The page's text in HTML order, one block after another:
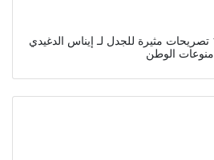
بالفيديو في عيد ميلادها 10 تصريحات مثيرة للجدل لـ إيناس الدغيدي
منوعات الوطن